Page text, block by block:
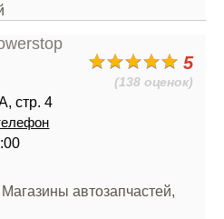
5
(138 оценок)
стр. 4
автозапчастей,